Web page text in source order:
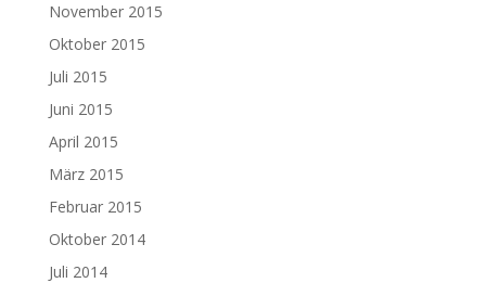
November 2015
Oktober 2015
Juli 2015
Juni 2015
April 2015
März 2015
Februar 2015
Oktober 2014
Juli 2014